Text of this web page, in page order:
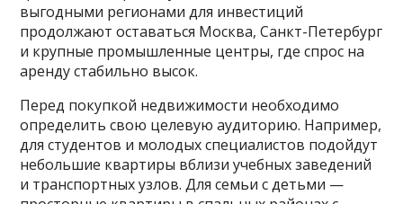
выгодными регионами для инвестиций
продолжают оставаться Москва, Санкт-Петербург
и крупные промышленные центры, где спрос на
аренду стабильно высок.
Перед покупкой недвижимости необходимо
определить свою целевую аудиторию. Например,
для студентов и молодых специалистов подойдут
небольшие квартиры вблизи учебных заведений
и транспортных узлов. Для семьи с детьми —